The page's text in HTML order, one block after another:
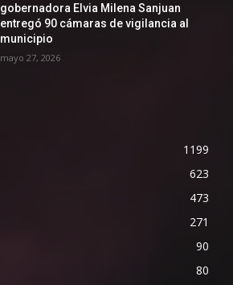
gobernadora Elvia Milena Sanjuan
entregó 90 cámaras de vigilancia al
municipio
mayo 27, 2026
1199
623
473
271
90
80